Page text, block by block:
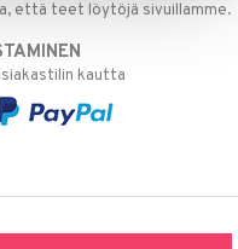
että teet löytöjä sivuillamme.
kautta